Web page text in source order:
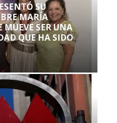
SU
MARÍA
SER UNA
QUE HA SIDO